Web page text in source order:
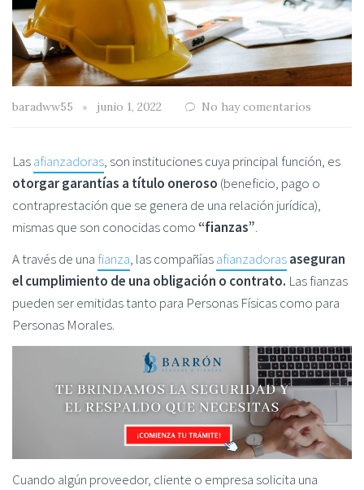
baradww55 junio 1, 2022 No hay comentarios
Lasafianzadoras, son instituciones cuya principal función, es
otorgar garantías a título oneroso (beneficio, pago o
contraprestación que se genera de una relación jurídica),
mismas que son conocidas como “fianzas”.
A través de una fianza, las compañíasafianzadorasaseguran
el cumplimiento de una obligación o contrato. Las fianzas
pueden ser emitidas tanto para Personas Físicas como para
Personas Morales.
Cuando algún proveedor, cliente o empresa solicita una